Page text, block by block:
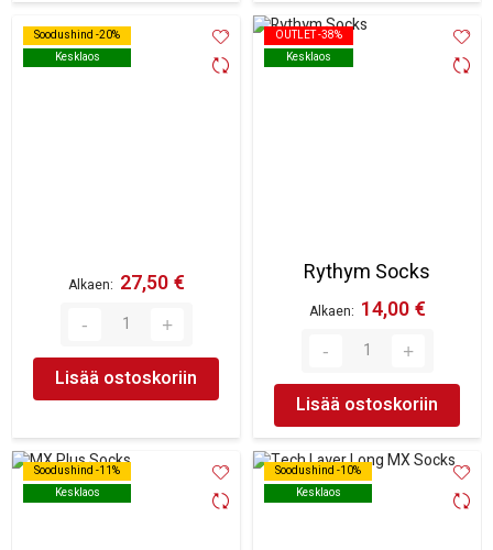
Soodushind -20%
Kesklaos
Soodushind -20%
Kesklaos
Alkaen 27,50 €
Lisää ostoskoriin
OUTLET -38%
Kesklaos
OUTLET -38%
Kesklaos
Rythym Socks
Alkaen 14,00 €
Lisää ostoskoriin
Soodushind -11%
Kesklaos
Soodushind -11%
Kesklaos
Soodushind -10%
Kesklaos
Soodushind -10%
Kesklaos